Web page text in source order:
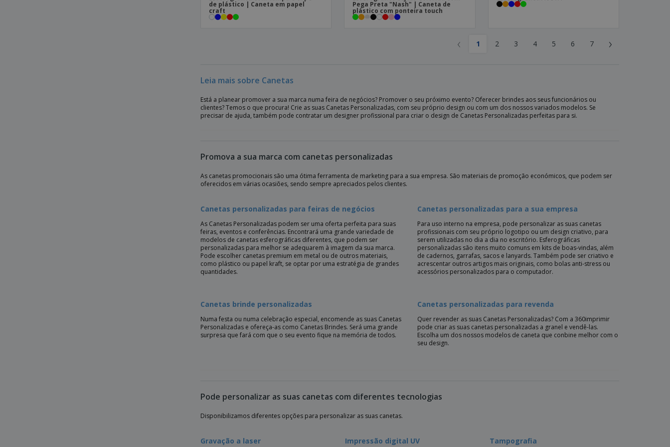
de plástico | Caneta em papel
craft
Pega Preta "Nash" | Caneta de
plástico com ponteira touch
‹ 1 2 3 4 5 6 7 ›
Leia mais sobre Canetas
Está a planear promover a sua marca numa feira de negócios? Promover o seu próximo evento? Oferecer brindes aos seus funcionários ou
clientes? Temos o que procura! Crie as suas Canetas Personalizadas, com seu próprio design ou com um dos nossos variados modelos. Se
precisar de ajuda, também pode contratar um designer profissional para criar o design de Canetas Personalizadas perfeitas para si.
Promova a sua marca com canetas personalizadas
As canetas promocionais são uma ótima ferramenta de marketing para a sua empresa. São materiais de promoção económicos, que podem ser
oferecidos em várias ocasiões, sendo sempre apreciados pelos clientes.
Canetas personalizadas para feiras de negócios
As Canetas Personalizadas podem ser uma oferta perfeita para suas
feiras, eventos e conferências. Encontrará uma grande variedade de
modelos de canetas esferográficas diferentes, que podem ser
personalizadas para melhor se adequarem à imagem da sua marca.
Pode escolher canetas premium em metal ou de outros materiais,
como plástico ou papel kraft, se optar por uma estratégia de grandes
quantidades.
Canetas personalizadas para a sua empresa
Para uso interno na empresa, pode personalizar as suas canetas
profissionais com seu próprio logotipo ou um design criativo, para
serem utilizadas no dia a dia no escritório. Esferográficas
personalizadas são itens muito comuns em kits de boas-vindas, além
de cadernos, garrafas, sacos e lanyards. Também pode ser criativo e
acrescentar outros artigos mais originais, como bolas anti-stress ou
acessórios personalizados para o computador.
Canetas brinde personalizadas
Numa festa ou numa celebração especial, encomende as suas Canetas
Personalizadas e ofereça-as como Canetas Brindes. Será uma grande
surpresa que fará com que o seu evento fique na memória de todos.
Canetas personalizadas para revenda
Quer revender as suas Canetas Personalizadas? Com a 360imprimir
pode criar as suas canetas personalizadas a granel e vendê-las.
Escolha um dos nossos modelos de caneta que conbine melhor com o
seu design.
Pode personalizar as suas canetas com diferentes tecnologias
Disponibilizamos diferentes opções para personalizar as suas canetas.
Gravação a laser Impressão digital UV Tampografia